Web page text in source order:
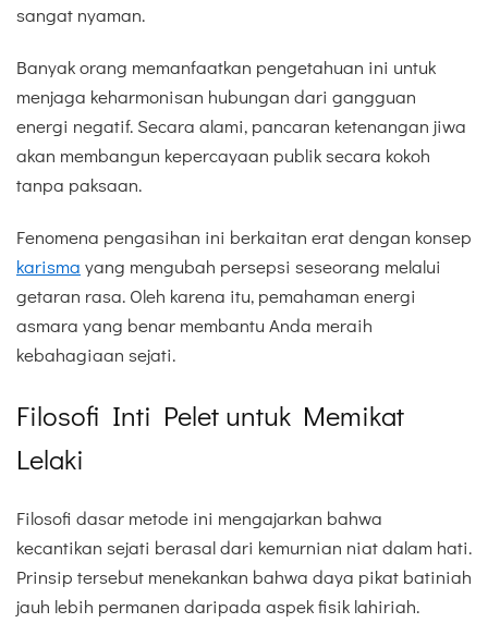
sangat nyaman.
Banyak orang memanfaatkan pengetahuan ini untuk
menjaga keharmonisan hubungan dari gangguan
energi negatif. Secara alami, pancaran ketenangan jiwa
akan membangun kepercayaan publik secara kokoh
tanpa paksaan.
Fenomena pengasihan ini berkaitan erat dengan konsep
karisma yang mengubah persepsi seseorang melalui
getaran rasa. Oleh karena itu, pemahaman energi
asmara yang benar membantu Anda meraih
kebahagiaan sejati.
Filosofi Inti Pelet untuk Memikat
Lelaki
Filosofi dasar metode ini mengajarkan bahwa
kecantikan sejati berasal dari kemurnian niat dalam hati.
Prinsip tersebut menekankan bahwa daya pikat batiniah
jauh lebih permanen daripada aspek fisik lahiriah.